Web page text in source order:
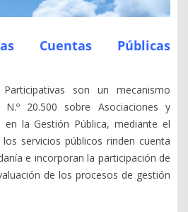
Cuentas Públicas
son un mecanismo
20.500 sobre Asociaciones y
en la Gestión Pública, mediante el
servicios públicos rinden cuenta
e incorporan la participación de
de los procesos de gestión